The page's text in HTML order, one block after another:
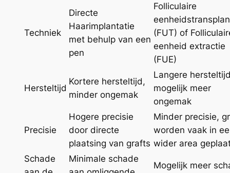
Techniek
Directe
Haarimplantatie
met behulp van een
pen
Folliculaire
(FUT) of
eenheid extractie
(FUE)
Hersteltijd
Kortere hersteltijd,
minder ongemak
Langere
mogelijk meer
ongemak
Precisie
Hogere precisie
door directe
plaatsing van grafts
Minder precisie,
worden vaak in
wider area
Schade
Minimale schade
Mogelijk meer